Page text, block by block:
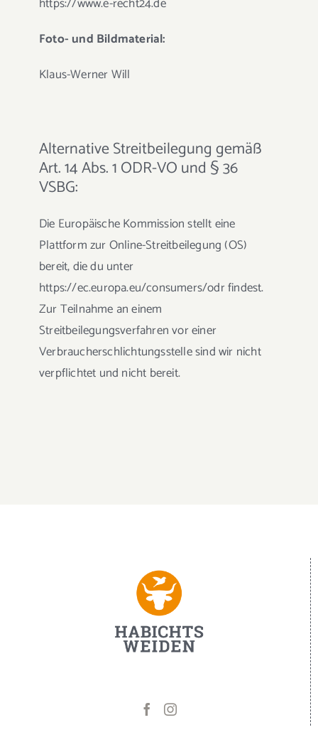
Foto- und Bildmaterial:
Klaus-Werner Will
Alternative Streitbeilegung gemäß
Art. 14 Abs. 1 ODR-VO und § 36
VSBG:
Die Europäische Kommission stellt eine
Plattform zur Online-Streitbeilegung (OS)
bereit, die du unter
https://ec.europa.eu/consumers/odrfindest.
Zur Teilnahme an einem
Streitbeilegungsverfahren vor einer
Verbraucherschlichtungsstelle sind wir nicht
verpflichtet und nicht bereit.